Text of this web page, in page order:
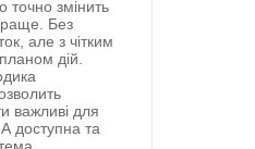
змінить
Без
але з чітким
дій.
важливі для
доступна та